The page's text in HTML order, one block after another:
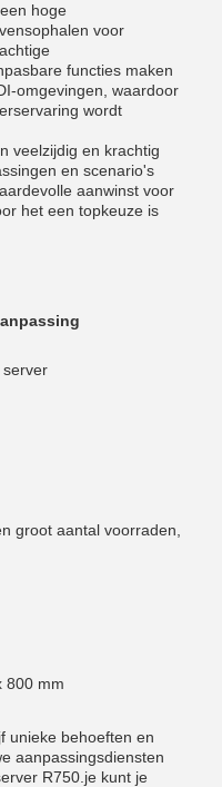
hoge
voor
functies maken
omgevingen, waardoor
wordt
veelzijdig en krachtig
en scenario's
aanwinst voor
het een topkeuze is
server
groot aantal voorraden,
800 mm
unieke behoeften en
aanpassingsdiensten
R750.je kunt je